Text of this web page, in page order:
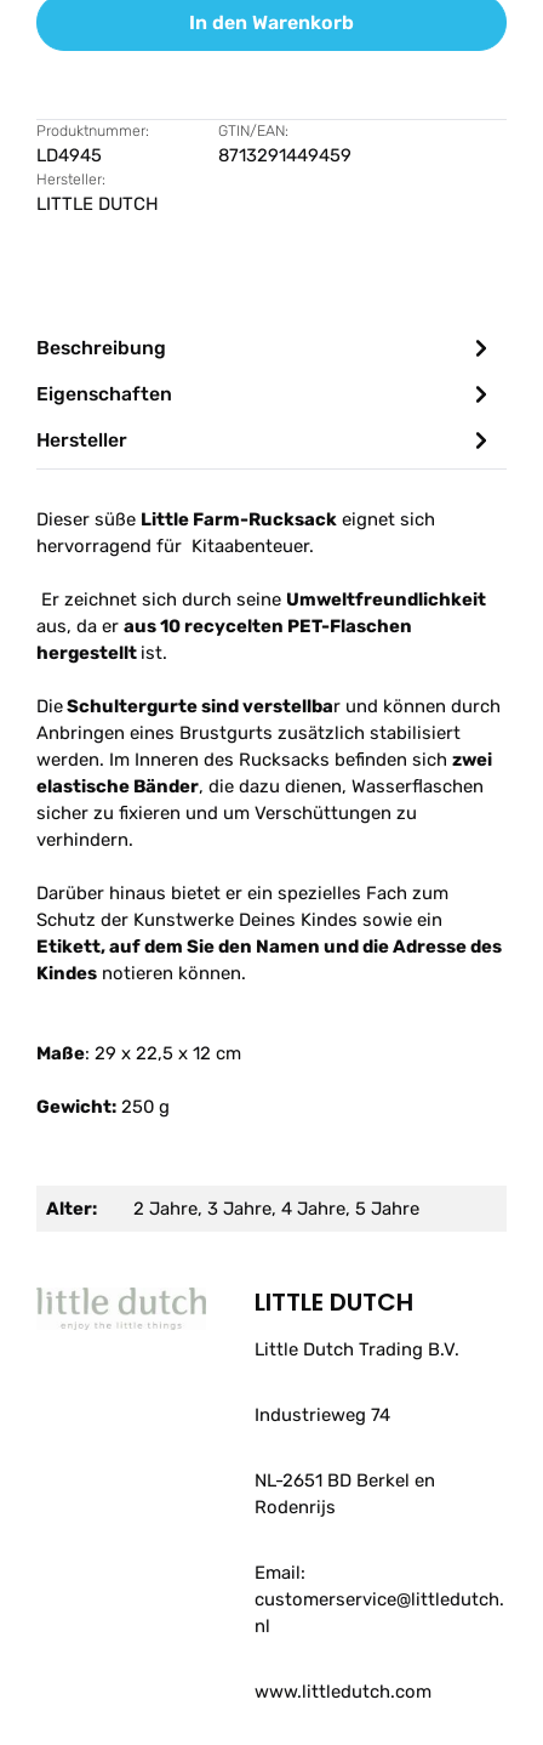
In den Warenkorb
Produktnummer:
LD4945
GTIN/EAN:
8713291449459
Hersteller:
LITTLE DUTCH
Beschreibung
Eigenschaften
Hersteller
Dieser süße Little Farm-Rucksack eignet sich
hervorragend für Kitaabenteuer.
Er zeichnet sich durch seine Umweltfreundlichkeit
aus, da er aus 10 recycelten PET-Flaschen
hergestellt ist.
DieSchultergurte sind verstellbar und können durch
Anbringen eines Brustgurts zusätzlich stabilisiert
werden. Im Inneren des Rucksacks befinden sich zwei
elastische Bänder, die dazu dienen, Wasserflaschen
sicher zu fixieren und um Verschüttungen zu
verhindern.
Darüber hinaus bietet er ein spezielles Fach zum
Schutz der Kunstwerke Deines Kindes sowie ein
Etikett, auf dem Sie den Namen und die Adresse des
Kindes notieren können.
Maße: 29 x 22,5 x 12 cm
Gewicht: 250 g
Alter: 2 Jahre, 3 Jahre, 4 Jahre, 5 Jahre
LITTLE DUTCH
Little Dutch Trading B.V.
Industrieweg 74
NL-2651 BD Berkel en
Rodenrijs
Email:
customerservice@littledutch.
nl
www.littledutch.com